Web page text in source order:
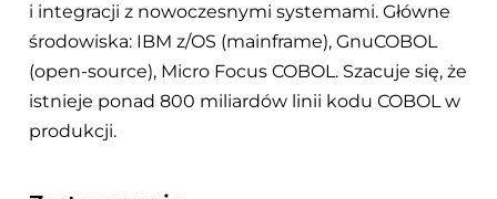
i integracji z nowoczesnymi systemami. Główne
środowiska: IBM z/OS (mainframe), GnuCOBOL
(open-source), Micro Focus COBOL. Szacuje się, że
istnieje ponad 800 miliardów linii kodu COBOL w
produkcji.